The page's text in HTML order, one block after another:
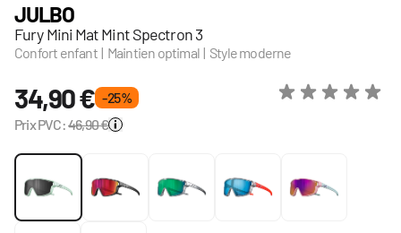
JULBO
Fury Mini Mat Mint Spectron 3
Confort enfant | Maintien optimal | Style moderne
34,90 € - 25 %
Prix PVC:46,90 €